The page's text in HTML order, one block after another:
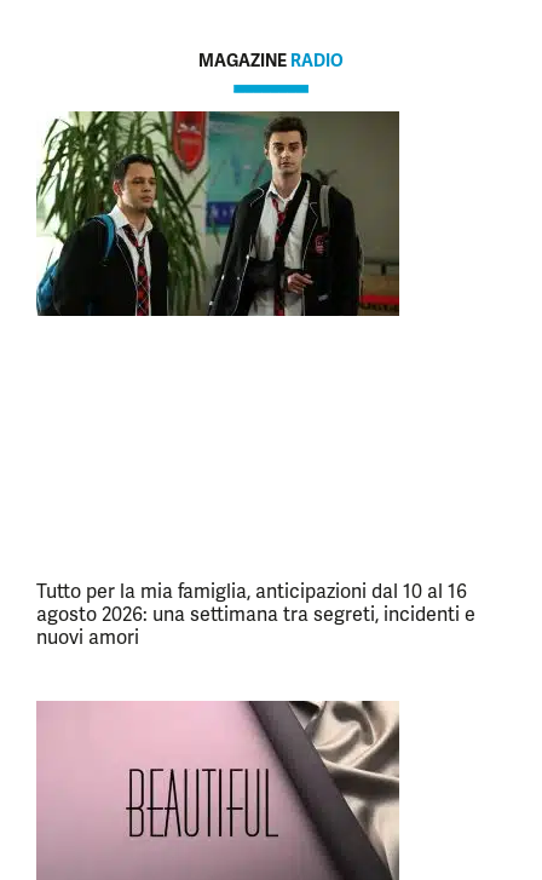
MAGAZINE RADIO
Tutto per la mia famiglia, anticipazioni dal 10 al 16
agosto 2026: una settimana tra segreti, incidenti e
nuovi amori